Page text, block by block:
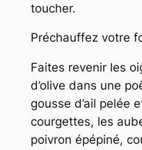
toucher.
Préchauffez votre
Faites revenir les
d’olive dans une
gousse d’ail pelée
courgettes, les
poivron épépiné,